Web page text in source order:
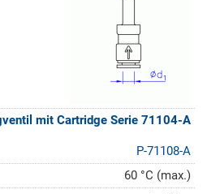
mit Cartridge Serie 71104-A
P-71108-A
60 °C (max.)